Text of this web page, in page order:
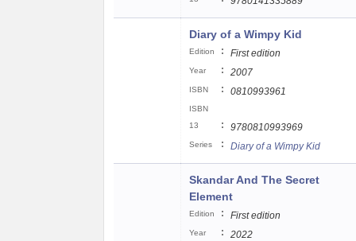
Diary of a Wimpy Kid
Edition : First edition
Year : 2007
ISBN : 0810993961
ISBN
13
: 9780810993969
Series : Diary of a Wimpy Kid
Skandar And The Secret
Element
Edition : First edition
Year : 2022